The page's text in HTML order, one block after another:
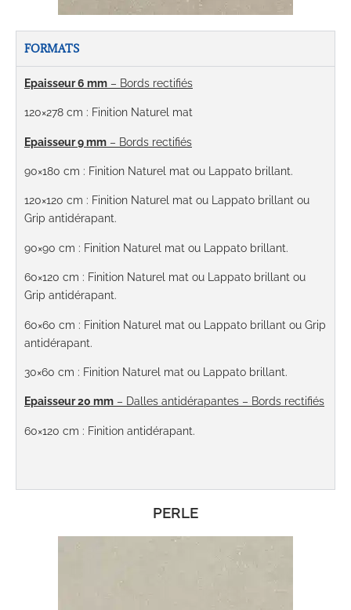
FORMATS
Epaisseur 6 mm – Bords rectifiés
120×278 cm : Finition Naturel mat
Epaisseur 9 mm – Bords rectifiés
90×180 cm : Finition Naturel mat ou Lappato brillant.
120×120 cm : Finition Naturel mat ou Lappato brillant ou
Grip antidérapant.
90×90 cm : Finition Naturel mat ou Lappato brillant.
60×120 cm : Finition Naturel mat ou Lappato brillant ou
Grip antidérapant.
60×60 cm : Finition Naturel mat ou Lappato brillant ou Grip
antidérapant.
30×60 cm : Finition Naturel mat ou Lappato brillant.
Epaisseur 20 mm – Dalles antidérapantes – Bords rectifiés
60×120 cm : Finition antidérapant.
PERLE